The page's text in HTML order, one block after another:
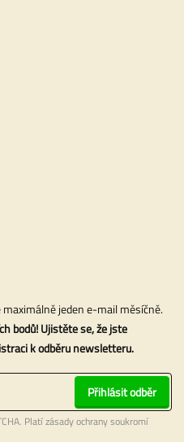
jeden e-mail měsíčně.
bodů! Ujistěte se, že jste
k odběru newsletteru.
Přihlásit odběr
Platízásady ochrany soukromí